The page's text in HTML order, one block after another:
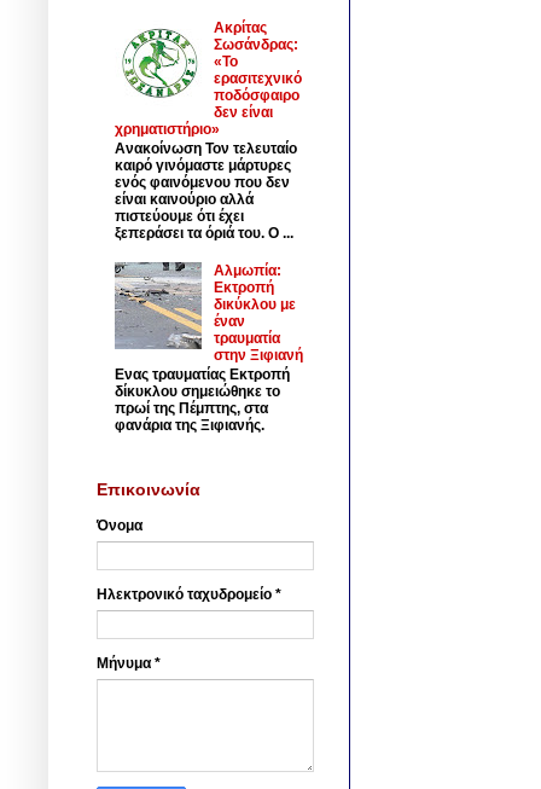
Ακρίτας
Σωσάνδρας:
«Το
ερασιτεχνικό
ποδόσφαιρο
δεν είναι
χρηματιστήριο»
Ανακοίνωση Τον τελευταίο
καιρό γινόμαστε μάρτυρες
ενός φαινόμενου που δεν
είναι καινούριο αλλά
πιστεύουμε ότι έχει
ξεπεράσει τα όριά του. Ο ...
Αλμωπία:
Εκτροπή
δικύκλου με
έναν
τραυματία
στην Ξιφιανή
Ενας τραυματίας Εκτροπή
δίκυκλου σημειώθηκε το
πρωί της Πέμπτης, στα
φανάρια της Ξιφιανής.
Επικοινωνία
Όνομα
Ηλεκτρονικό ταχυδρομείο *
Μήνυμα *